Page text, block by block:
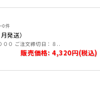
0件
発送）
００ ご注文締切日：８..
販売価格: 4,320円(税込)